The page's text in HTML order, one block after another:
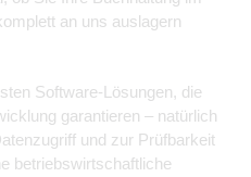
an uns auslagern
Software-Lösungen, die
garantieren – natürlich
und zur Prüfbarkeit
betriebswirtschaftliche